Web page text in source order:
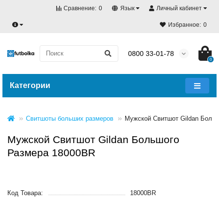
Личный кабинет
Язык
Сравнение: 0
Избранное: 0
0800 33-01-78
0
Категории
Свитшоты больших размеров Мужской Свитшот Gildan
Мужской Свитшот Gildan Большого
Размера 18000BR
Код Товара:
18000BR